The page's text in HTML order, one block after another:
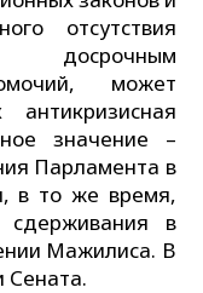
отсутствия
досрочным
может
значение –
Парламента в
в то же время,
в
Мажилиса. В
Сената.